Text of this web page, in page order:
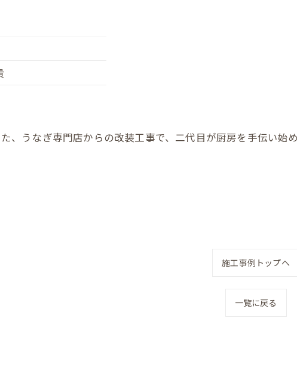
、うなぎ専門店からの改装工事で、二代目が厨房を手伝い
施工事例トップへ
一覧に戻る